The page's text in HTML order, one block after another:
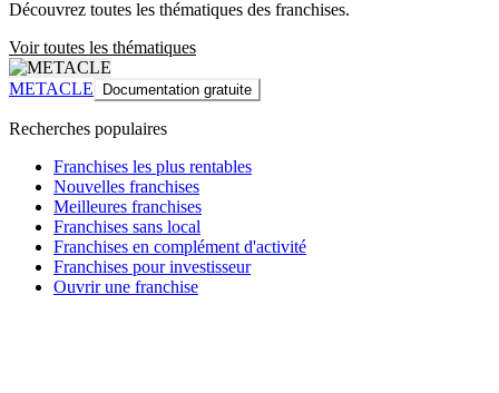
Découvrez toutes les thématiques des franchises.
Voir toutes les thématiques
METACLE Documentation gratuite
Recherches populaires
Franchises les plus rentables
Nouvelles franchises
Meilleures franchises
Franchises sans local
Franchises en complément d'activité
Franchises pour investisseur
Ouvrir une franchise